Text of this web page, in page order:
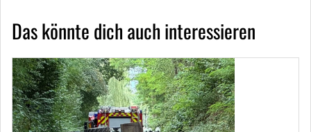
Das könnte dich auch interessieren